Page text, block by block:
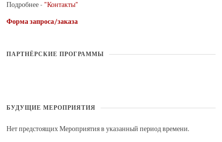
Подробнее - "Контакты"
Форма запроса/заказа
ПАРТНЁРСКИЕ ПРОГРАММЫ
БУДУЩИЕ МЕРОПРИЯТИЯ
Нет предстоящих Мероприятия в указанный период времени.